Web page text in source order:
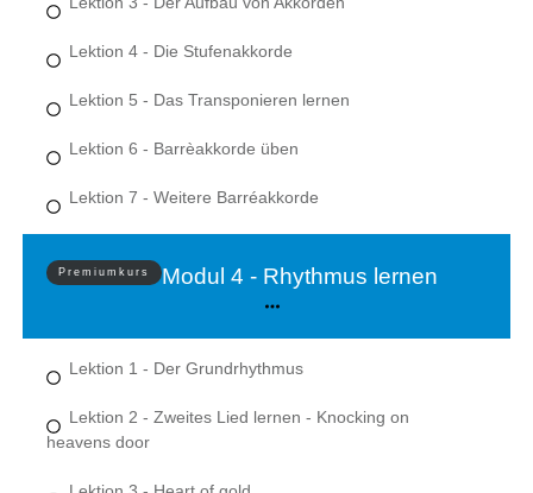
Lektion 4 - Die Stufenakkorde
Lektion 5 - Das Transponieren lernen
Lektion 6 - Barrèakkorde üben
Lektion 7 - Weitere Barréakkorde
Premiumkurs Modul 4 - Rhythmus lernen
Lektion 1 - Der Grundrhythmus
Lektion 2 - Zweites Lied lernen - Knocking on
heavens door